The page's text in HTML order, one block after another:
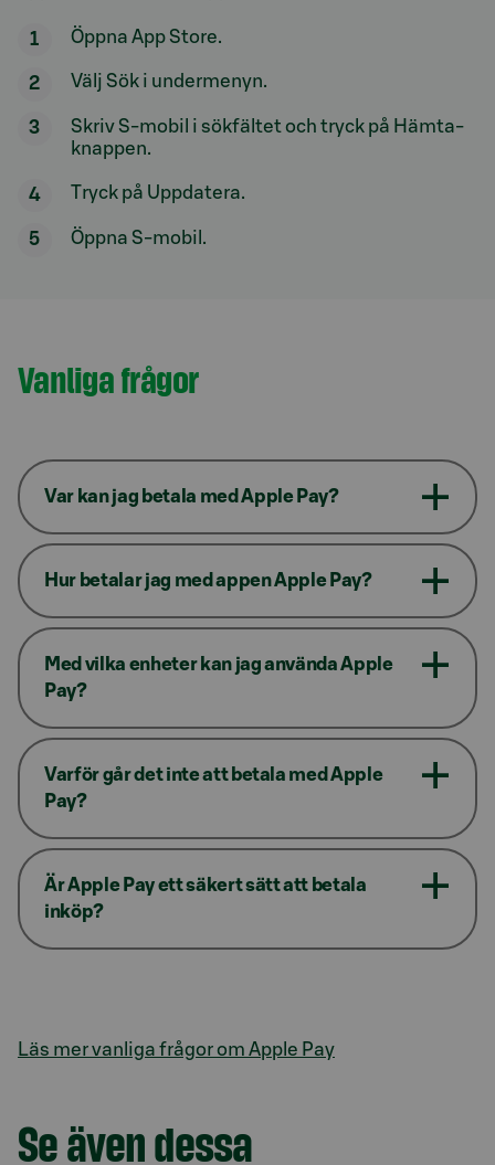
Öppna App Store.
Välj Sök i undermenyn.
Skriv S-mobil i sökfältet och tryck på Hämta-
knappen.
Tryck på Uppdatera.
Öppna S-mobil.
Vanliga frågor
Var kan jag betala med Apple Pay?
Hur betalar jag med appen Apple Pay?
Med vilka enheter kan jag använda Apple
Pay?
Varför går det inte att betala med Apple
Pay?
Är Apple Pay ett säkert sätt att betala
inköp?
Läs mer vanliga frågor om Apple Pay
Se även dessa